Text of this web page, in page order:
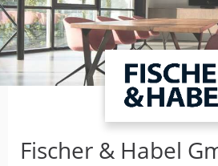
Fischer & Habel